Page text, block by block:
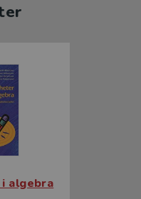
algebra